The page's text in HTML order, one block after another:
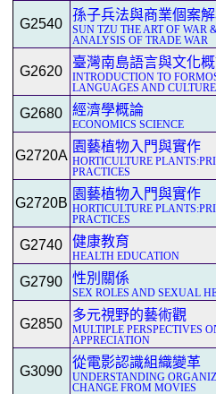
G2540
孫子兵法與商業個案
SUN TZU THE ART OF WAR
ANALYSIS OF TRADE WAR
G2620
臺灣南島語言與文化
INTRODUCTION TO
LANGUAGES AND
G2680 經濟學概論
ECONOMICS SCIENCE
G2720A
園藝植物入門與實作
HORTICULTURE
PRACTICES
G2720B
園藝植物入門與實作
HORTICULTURE
PRACTICES
G2740 健康教育
HEALTH EDUCATION
G2790 性別關係
SEX ROLES AND SEXUAL
G2850
多元視野的藝術觀
MULTIPLE PERSPECTIVES
APPRECIATION
G3090
從電影認識組織變革
UNDERSTANDING
CHANGE FROM MOVIES